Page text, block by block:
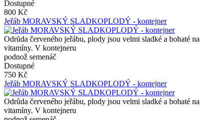
Dostupné
800 Kč
Jeřáb MORAVSKÝ SLADKOPLODÝ - kontejner
Odrůda červeného jeřábu, plody jsou velmi sladké a bohaté na
vitamíny. V kontejneru
podnož semenáč
Dostupné
750 Kč
Jeřáb MORAVSKÝ SLADKOPLODÝ - kontejner
Odrůda červeného jeřábu, plody jsou velmi sladké a bohaté na
vitamíny. V kontejneru